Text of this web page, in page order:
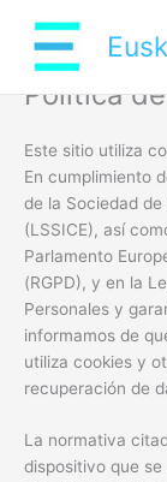
contenido
Política
Este sitio utiliza
En cumplimiento
de la Sociedad
(LSSICE), así
Parlamento
(RGPD), y en la
Personales y
informamos de
utiliza cookies y
recuperación de
La normativa
dispositivo que